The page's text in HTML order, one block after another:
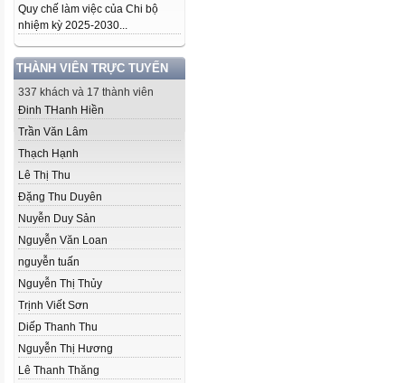
Quy chế làm việc của Chi bộ
nhiệm kỳ 2025-2030...
THÀNH VIÊN TRỰC TUYẾN
337 khách và 17 thành viên
Đinh THanh Hiền
Trần Văn Lâm
Thạch Hạnh
Lê Thị Thu
Đặng Thu Duyên
Nuyễn Duy Sản
Nguyễn Văn Loan
nguyễn tuấn
Nguyễn Thị Thủy
Trịnh Viết Sơn
Diếp Thanh Thu
Nguyễn Thị Hương
Lê Thanh Thăng